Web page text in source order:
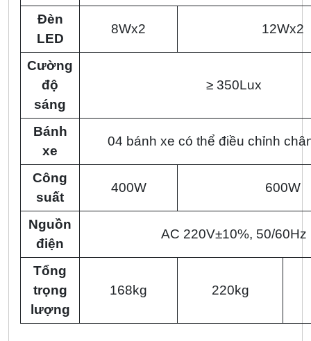
Đèn
LED
8Wx2 12Wx2
Cường
độ
sáng
≥ 350Lux
Bánh
xe
04 bánh xe có thể điều chỉnh
Công
suất
400W 600W
Nguồn
điện
AC 220V±10%, 50/60Hz
Tổng
trọng
lượng
168kg 220kg